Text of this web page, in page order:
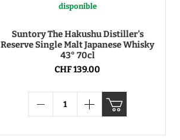
disponible
Suntory The Hakushu Distiller's
Reserve Single Malt Japanese Whisky
43° 70cl
CHF 139.00